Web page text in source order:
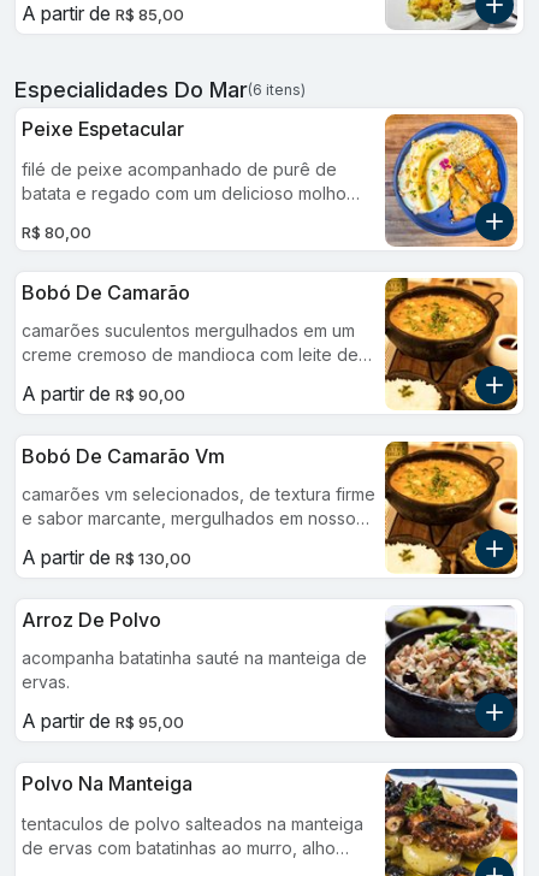
A partir de R$ 85,00
Especialidades Do Mar(6 itens)
Peixe Espetacular
filé de peixe acompanhado de purê de
batata e regado com um delicioso molho
acidez. finalizado com amêndoas tostadas.
R$ 80,00
Bobó De Camarão
camarões suculentos mergulhados em um
creme cremoso de mandioca com leite de
bobó equilibrado e marcante no paladar.
caseira.
A partir de R$ 90,00
Bobó De Camarão Vm
camarões vm selecionados, de textura firme
e sabor marcante, mergulhados em nosso
coco e finalização aromática. cremoso,
branco e batata palha caseira.
A partir de R$ 130,00
Arroz De Polvo
acompanha batatinha sauté na manteiga de
ervas.
A partir de R$ 95,00
Polvo Na Manteiga
tentaculos de polvo salteados na manteiga
de ervas com batatinhas ao murro, alho